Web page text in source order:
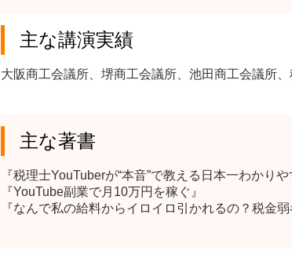
主な講演実績
大阪商工会議所、堺商工会議所、池田商工会議所
主な著書
『税理士YouTuberが“本音”で教える日本一わかり
『YouTube副業で月10万円を稼ぐ』
『なんで私の給料からイロイロ引かれるの？税金